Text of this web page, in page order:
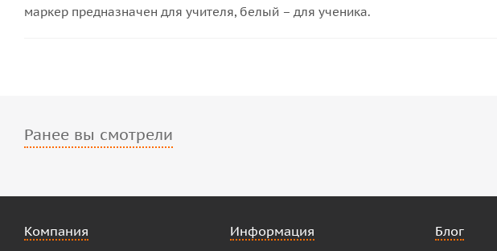
маркер предназначен для учителя, белый – для ученика.
Ранее вы смотрели
Компания Информация Блог